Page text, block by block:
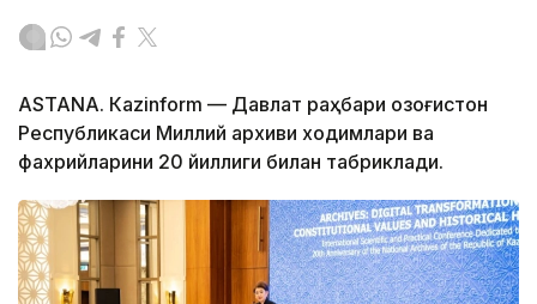
ASTANА. Кazinform — Давлат раҳбари Қозоғистон
Республикаси Миллий архиви ходимлари ва
фахрийларини 20 йиллиги билан табриклади.